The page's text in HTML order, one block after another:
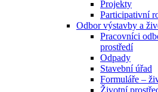
Projekty
Participativní
Odbor výstavby a
Pracovníci
prostředí
Odpady
Stavební úřad
Formuláře –
Životní